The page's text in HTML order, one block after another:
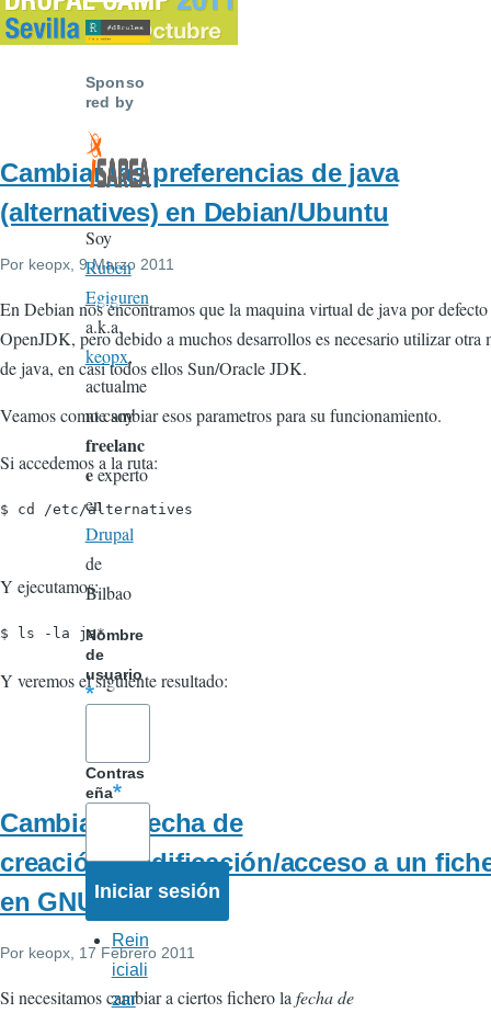
Cambiar las preferencias de java
(alternatives) en Debian/Ubuntu
Por keopx , 9 Marzo 2011
En Debian nos encontramos que la maquina virtual de java por defecto
OpenJDK, pero debido a muchos desarrollos es necesario utilizar otra
de java, en casi todos ellos Sun/Oracle JDK.
Veamos como cambiar esos parametros para su funcionamiento.
Si accedemos a la ruta:
$ cd /etc/alternatives
Y ejecutamos:
$ ls -la ja*
Y veremos el siguiente resultado:
Cambiar la fecha de
creación/modificación/acceso a un
en GNU/Linux
Por keopx, 17 Febrero 2011
Si necesitamos cambiar a ciertos fichero lafecha de
Sponso
red by
Soy
Ruben
Egiguren
a.k.a.
keopx,
actualme
nte soy
freelanc
eexperto
en
Drupal
de
Bilbao
Nombre
de
usuario
Contras
eña
Rein
iciali
zar